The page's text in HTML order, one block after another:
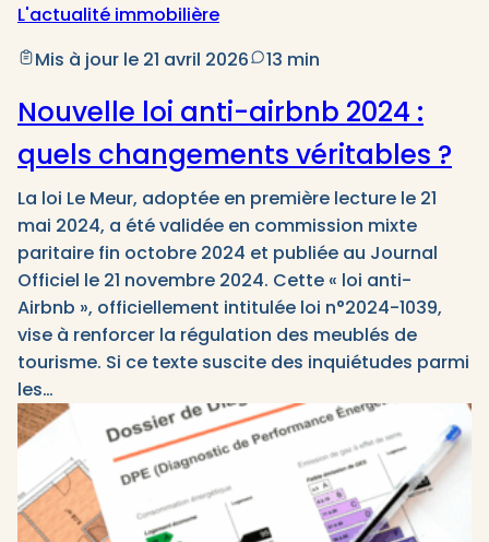
L'actualité immobilière
Mis à jour le 21 avril 2026
13 min
Nouvelle loi anti-airbnb 2024 :
quels changements véritables ?
La loi Le Meur, adoptée en première lecture le 21
mai 2024, a été validée en commission mixte
paritaire fin octobre 2024 et publiée au Journal
Officiel le 21 novembre 2024. Cette « loi anti-
Airbnb », officiellement intitulée loi n°2024-1039,
vise à renforcer la régulation des meublés de
tourisme. Si ce texte suscite des inquiétudes parmi
les…